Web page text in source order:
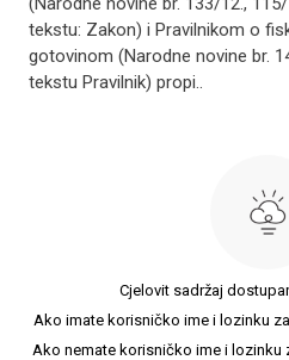
tekstu: Zakon) i Pravilnikom o
gotovinom (Narodne novine br.
tekstu Pravilnik) propi..
Cjelovit sadržaj
Ako imate korisničko ime i lozinku
Ako nemate korisničko ime i lozinku